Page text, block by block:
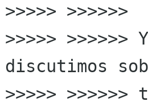
>>>>> >>>>>>
>>>>>
discutimos
>>>>> >>>>>>